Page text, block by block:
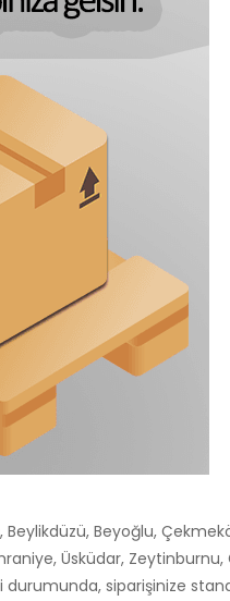
Beyoğlu,
Üsküdar,
durumunda, siparişinize